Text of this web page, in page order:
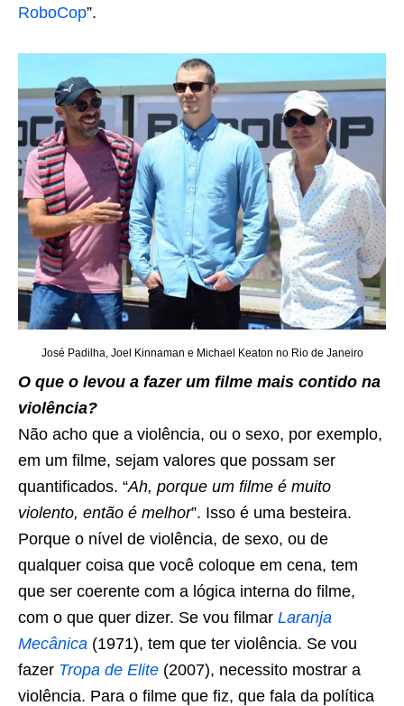
RoboCop”.
José Padilha, Joel Kinnaman e Michael Keaton no Rio de Janeiro
O que o levou a fazer um filme mais contido na
violência?
Não acho que a violência, ou o sexo, por exemplo,
em um filme, sejam valores que possam ser
quantificados. “Ah, porque um filme é muito
violento, então é melhor”. Isso é uma besteira.
Porque o nível de violência, de sexo, ou de
qualquer coisa que você coloque em cena, tem
que ser coerente com a lógica interna do filme,
com o que quer dizer. Se vou filmar Laranja
Mecânica (1971), tem que ter violência. Se vou
fazer Tropa de Elite (2007), necessito mostrar a
violência. Para o filme que fiz, que fala da política